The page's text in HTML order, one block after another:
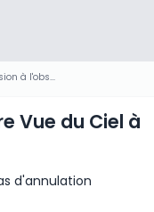
Admission à l'observatoire Vue du Ciel à Seattle
Vue du Ciel à
d'annulation